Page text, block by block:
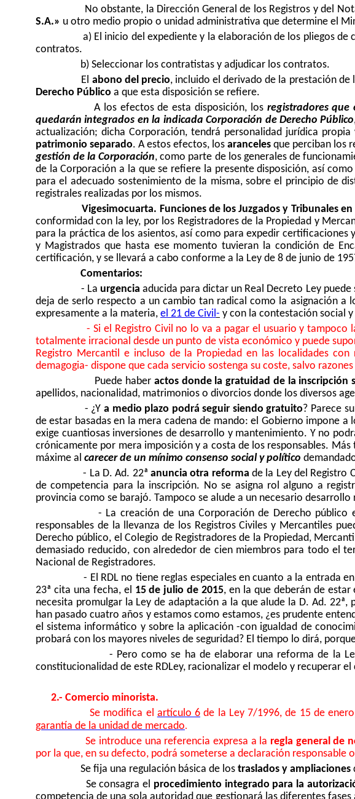
No obstante, la Dirección General de los Registros y del
S.A.» u otro medio propio o unidad administrativa que determine el
a) El inicio del expediente y la elaboración de los pliegos
contratos.
b) Seleccionar los contratistas y adjudicar los contratos.
El abono del precio, incluido el derivado de la prestación
Derecho Público a que esta disposición se refiere.
A los efectos de esta disposición, los registradores que
quedarán integrados en la indicada Corporación de Derecho Público
actualización; dicha Corporación, tendrá personalidad jurídica
patrimonio separado. A estos efectos, los aranceles que perciban los
gestión de la Corporación, como parte de los generales de
de la Corporación a la que se refiere la presente disposición, así
para el adecuado sostenimiento de la misma, sobre el principio de
registrales realizadas por los mismos.
Vigesimocuarta. Funciones de los Juzgados y Tribunales
conformidad con la ley, por los Registradores de la Propiedad y
para la práctica de los asientos, así como para expedir certificaciones
y Magistrados que hasta ese momento tuvieran la condición de
certificación, y se llevará a cabo conforme a la Ley de 8 de junio de
Comentarios:
- La urgencia aducida para dictar un Real Decreto Ley
deja de serlo respecto a un cambio tan radical como la asignación a
expresamente a la materia, el 21 de Civil - y con la contestación social
- Si el Registro Civil no lo va a pagar el usuario y tampoco
totalmente irracional desde un punto de vista económico y puede
Registro Mercantil e incluso de la Propiedad en las localidades
demagogia- dispone que cada servicio sostenga su coste, salvo
Puede haber actos donde la gratuidad de la inscripción
apellidos, nacionalidad, matrimonios o divorcios donde los diversos
- ¿Ya medio plazo podrá seguir siendo gratuito? Parece
de estar basadas en la mera cadena de mando: el Gobierno impone
exige cuantiosas inversiones de desarrollo y mantenimiento. Y no
crónicamente por mera imposición y a costa de los responsables.
máxime al carecer de un mínimo consenso social y político
- La D. Ad. 22ª anuncia otra reforma de la Ley del Registro
de competencia para la inscripción. No se asigna rol alguno a
provincia como se barajó. Tampoco se alude a un necesario
- La creación de una Corporación de Derecho
responsables de la llevanza de los Registros Civiles y Mercantiles
Derecho público, el Colegio de Registradores de la Propiedad,
demasiado reducido, con alrededor de cien miembros para todo el
Nacional de Registradores.
- El RDL no tiene reglas especiales en cuanto a la entrada
23ª cita una fecha, el 15 de julio de 2015, en la que deberán de
necesita promulgar la Ley de adaptación a la que alude la D. Ad.
han pasado cuatro años y estamos como estamos, ¿es prudente
el sistema informático y sobre la aplicación -con igualdad de
probará con los mayores niveles de seguridad? El tiempo lo dirá,
- Pero como se ha de elaborar una reforma de la
constitucionalidad de este RDLey, racionalizar el modelo y recuperar
2.- Comercio minorista.
Se modifica el artículo 6 de la Ley 7/1996, de 15 de
garantía de la unidad de mercado.
Se introduce una referencia expresa a la regla general de
por la que, en su defecto, podrá someterse a declaración responsable
Se fija una regulación básica de los traslados y ampliaciones
Se consagra el procedimiento integrado para la
competencia de una sola autoridad que gestionará las diferentes